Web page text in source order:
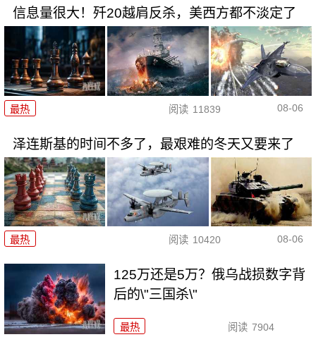
信息量很大！歼20越肩反杀，美西方都不淡定了
最热 阅读 11839 08-06
泽连斯基的时间不多了，最艰难的冬天又要来了
最热 阅读 10420 08-06
125万还是5万？俄乌战损数字背
后的\"三国杀\"
最热 阅读 7904